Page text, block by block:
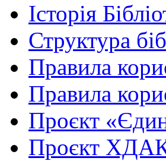
Історія
Структура
Правила
Правила
Проєкт
Проєкт ХДАК